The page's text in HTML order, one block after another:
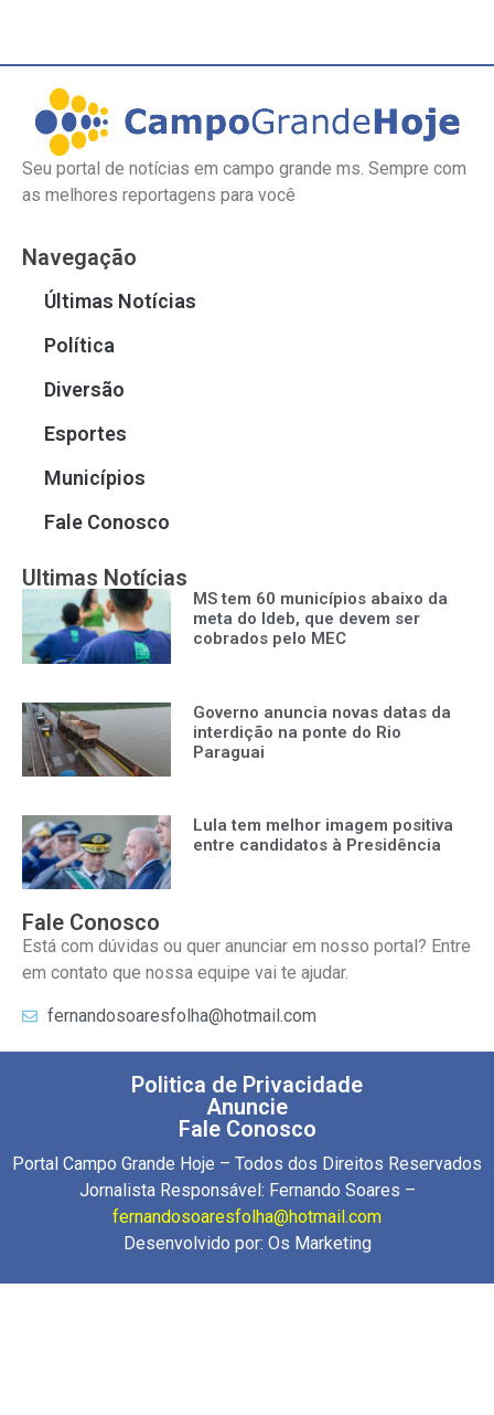
Seu portal de notícias em campo grande ms. Sempre com
as melhores reportagens para você
Navegação
Últimas Notícias
Política
Diversão
Esportes
Municípios
Fale Conosco
Ultimas Notícias
MS tem 60 municípios abaixo da
meta do Ideb, que devem ser
cobrados pelo MEC
Governo anuncia novas datas da
interdição na ponte do Rio
Paraguai
Lula tem melhor imagem positiva
entre candidatos à Presidência
Fale Conosco
Está com dúvidas ou quer anunciar em nosso portal? Entre
em contato que nossa equipe vai te ajudar.
fernandosoaresfolha@hotmail.com
Politica de Privacidade
Anuncie
Fale Conosco
Portal Campo Grande Hoje – Todos dos Direitos Reservados
Jornalista Responsável: Fernando Soares –
fernandosoaresfolha@hotmail.com
Desenvolvido por: Os Marketing